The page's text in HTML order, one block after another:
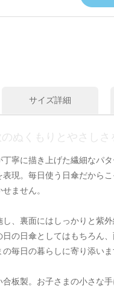
サイズ詳細
ぬくもりとやさしさ
寧に描き上げた繊細なパ
表現。毎日使う日傘だから
ません。
、裏面にはしっかりと紫
の日傘としてはもちろん
毎日の暮らしに寄り添いま
板製。お子さまの小さな